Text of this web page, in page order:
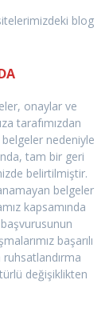
blog
onaylar ve
tarafımızdan
nedeniyle
tam bir geri
belirtilmiştir.
belgeler
kapsamında
başarılı
değişiklikten